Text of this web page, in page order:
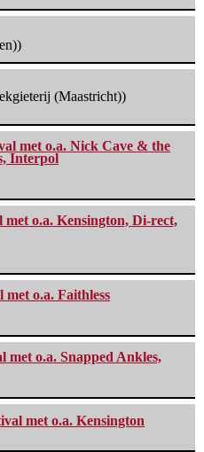
(Maastricht))
met o.a. Nick Cave & the
Interpol
o.a. Kensington, Di-rect,
met o.a. Faithless
met o.a. Snapped Ankles,
met o.a. Kensington